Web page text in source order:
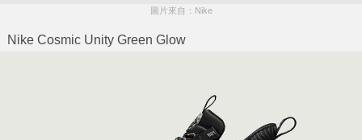
圖片來自：Nike
Nike Cosmic Unity Green Glow